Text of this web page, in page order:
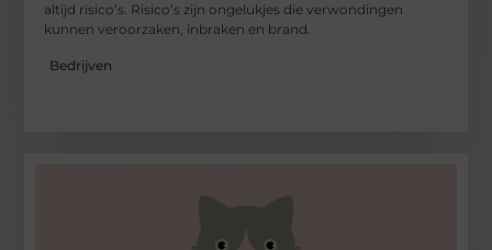
altijd risico’s. Risico’s zijn ongelukjes die verwondingen
kunnen veroorzaken, inbraken en brand.
Bedrijven